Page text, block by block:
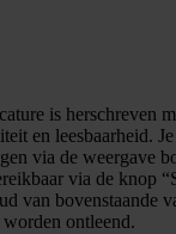
is herschreven
en leesbaarheid.
via de weergave
via de knop
van bovenstaande
ontleend.